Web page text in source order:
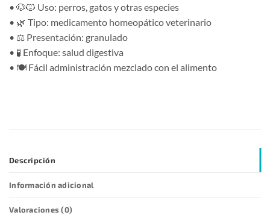
• 🐶🐱 Uso: perros, gatos y otras especies
• 🌿 Tipo: medicamento homeopático veterinario
• ⚖️ Presentación: granulado
• 🧪 Enfoque: salud digestiva
• 🍽️ Fácil administración mezclado con el alimento
Descripción
Información adicional
Valoraciones (0)